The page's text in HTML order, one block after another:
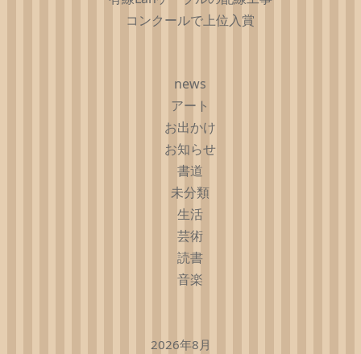
コンクールで上位入賞
news
アート
お出かけ
お知らせ
書道
未分類
生活
芸術
読書
音楽
2026年8月